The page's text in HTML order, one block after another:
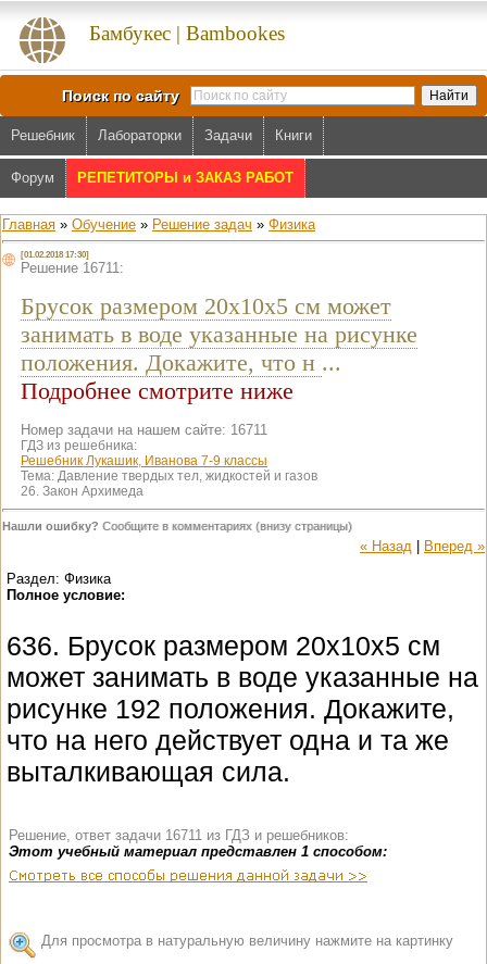
Бамбукес | Bambookes
Поиск по сайту
Решебник Лабораторки Задачи Книги
Форум РЕПЕТИТОРЫ и ЗАКАЗ РАБОТ
Главная » Обучение » Решение задач » Физика
[01.02.2018 17:30]
Решение 16711:
Брусок размером 20x10x5 см может
занимать в воде указанные на рисунке
положения. Докажите, что н ...
Подробнее смотрите ниже
Номер задачи на нашем сайте: 16711
ГДЗ из решебника:
Решебник Лукашик, Иванова 7-9 классы
Тема: Давление твердых тел, жидкостей и газов
26. Закон Архимеда
Нашли ошибку? Сообщите в комментариях (внизу страницы)
« Назад
Вперед »
Раздел: Физика
Полное условие:
636. Брусок размером 20x10x5 см
может занимать в воде указанные на
рисунке 192 положения. Докажите,
что на него действует одна и та же
выталкивающая сила.
Решение, ответ задачи 16711 из ГДЗ и решебников:
Этот учебный материал представлен 1 способом:
Для просмотра в натуральную величину нажмите на картинку